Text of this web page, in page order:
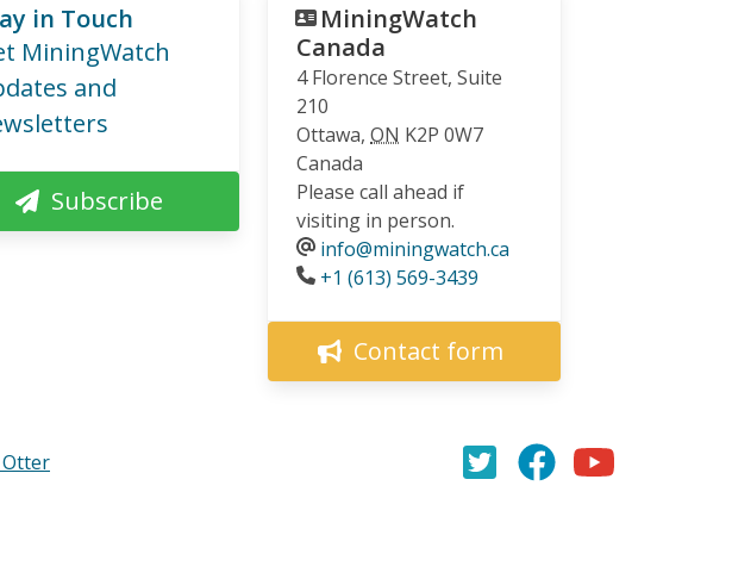
in Touch
MiningWatch
and
Subscribe
MiningWatch
Canada
4 Florence Street, Suite
210
Ottawa, ON K2P 0W7
Canada
Please call ahead if
visiting in person.
info@miningwatch.ca
Phone
+1 (613) 569-3439
Contact form